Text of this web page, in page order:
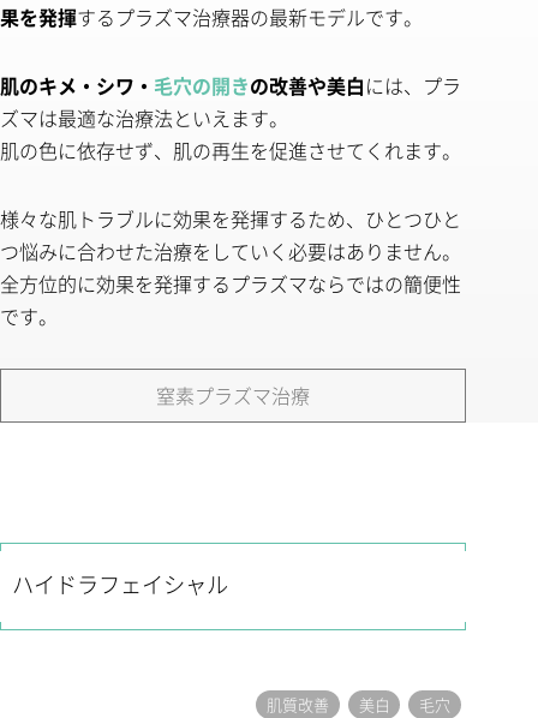
果を発揮するプラズマ治療器の最新モデルです。
肌のキメ・シワ・ 毛穴の開きの改善や美白には、プラ
ズマは最適な治療法といえます。
肌の色に依存せず、肌の再生を促進させてくれます。
様々な肌トラブルに効果を発揮するため、ひとつひと
つ悩みに合わせた治療をしていく必要はありません。
全方位的に効果を発揮するプラズマならではの簡便性
です。
窒素プラズマ治療
ハイドラフェイシャル
肌質改善 美白 毛穴